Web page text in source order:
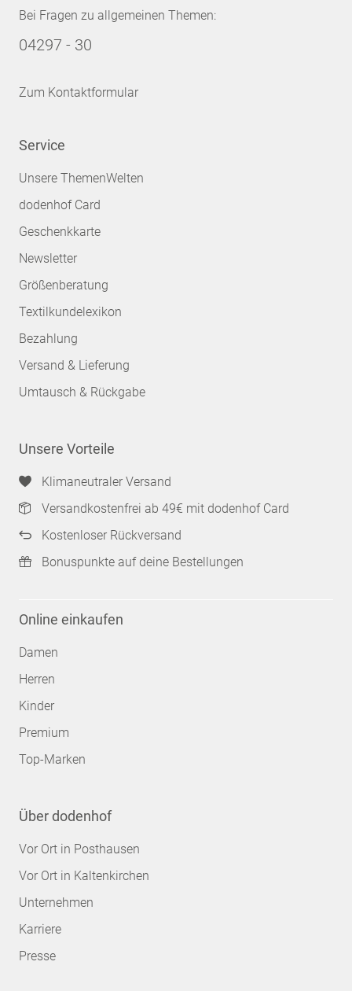
Bei Fragen zu allgemeinen Themen:
04297 - 30
Zum Kontaktformular
Service
Unsere ThemenWelten
dodenhof Card
Geschenkkarte
Newsletter
Größenberatung
Textilkundelexikon
Bezahlung
Versand & Lieferung
Umtausch & Rückgabe
Unsere Vorteile
Klimaneutraler Versand
Versandkostenfrei ab 49€ mit dodenhof Card
Kostenloser Rückversand
Bonuspunkte auf deine Bestellungen
Online einkaufen
Damen
Herren
Kinder
Premium
Top-Marken
Über dodenhof
Vor Ort in Posthausen
Vor Ort in Kaltenkirchen
Unternehmen
Karriere
Presse